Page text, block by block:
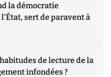
la démocratie
sert de paravent à
de lecture de la
infondées ?